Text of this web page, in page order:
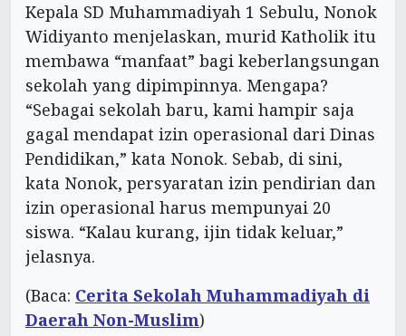
Kepala SD Muhammadiyah 1 Sebulu, Nonok
Widiyanto menjelaskan, murid Katholik itu
membawa “manfaat” bagi keberlangsungan
sekolah yang dipimpinnya. Mengapa?
“Sebagai sekolah baru, kami hampir saja
gagal mendapat izin operasional dari Dinas
Pendidikan,” kata Nonok. Sebab, di sini,
kata Nonok, persyaratan izin pendirian dan
izin operasional harus mempunyai 20
siswa. “Kalau kurang, ijin tidak keluar,”
jelasnya.
(Baca: Cerita Sekolah Muhammadiyah di
Daerah Non-Muslim)